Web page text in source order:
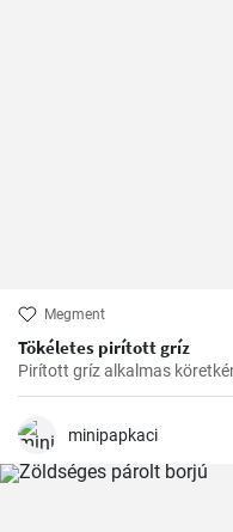
Megment
Tökéletes pirított gríz
Pirított gríz alkalmas
minipapkaci